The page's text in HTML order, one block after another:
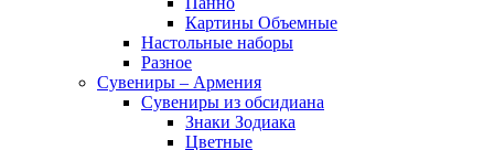
Картины Объемные
Настольные наборы
Разное
Сувениры – Армения
Сувениры из обсидиана
Знаки Зодиака
Цветные